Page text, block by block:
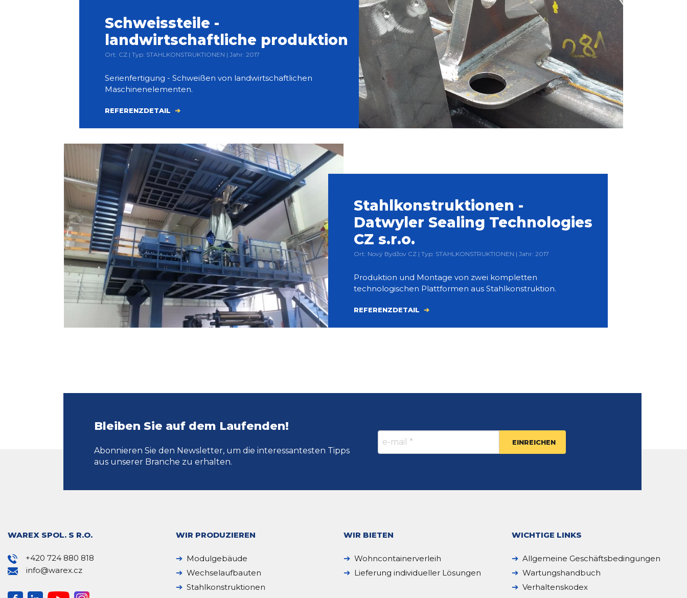
Schweissteile -
landwirtschaftliche produktion
Ort: CZ | Typ: STAHLKONSTRUKTIONEN | Jahr: 2017
Serienfertigung - Schweißen von landwirtschaftlichen
Maschinenelementen.
REFERENZDETAIL
Stahlkonstruktionen -
Datwyler Sealing Technologies
CZ s.r.o.
Ort: Nový Bydžov CZ | Typ: STAHLKONSTRUKTIONEN | Jahr: 2017
Produktion und Montage von zwei kompletten
technologischen Plattformen aus Stahlkonstruktion.
REFERENZDETAIL
Bleiben Sie auf dem Laufenden!
Abonnieren Sie den Newsletter, um die interessantesten Tipps
aus unserer Branche zu erhalten.
WAREX SPOL. S R.O.
+420 724 880 818
info@warex.cz
WIR PRODUZIEREN
Modulgebäude
Wechselaufbauten
Stahlkonstruktionen
WIR BIETEN
Wohncontainerverleih
Lieferung individueller Lösungen
WICHTIGE LINKS
Allgemeine Geschäftsbedingungen
Wartungshandbuch
Verhaltenskodex